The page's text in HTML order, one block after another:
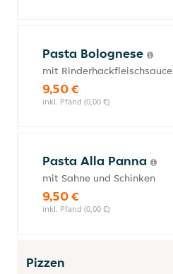
Pasta Bolognese
mit Rinderhackfleischsauce
9,50 €
inkl. Pfand (0,00 €)
Pasta Alla Panna
mit Sahne und Schinken
9,50 €
inkl. Pfand (0,00 €)
Pizzen